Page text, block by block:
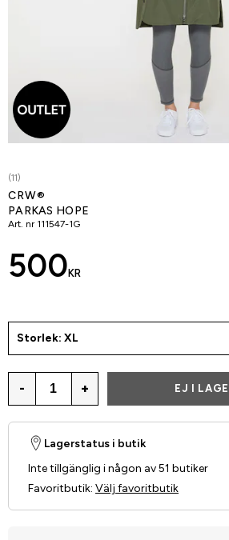
(11)
CRW®
PARKAS HOPE
Art. nr 111547-1G
500 KR
Storlek: XL
- + EJ I
Lagerstatus i butik
Inte tillgänglig i någon av 51 butiker
Favoritbutik: Välj favoritbutik